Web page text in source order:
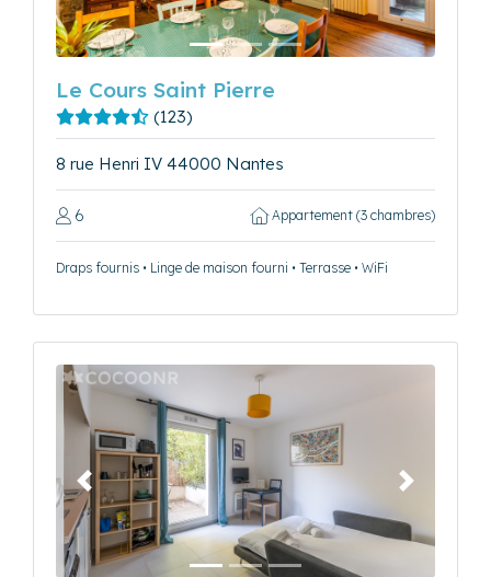
Le Cours Saint Pierre
(123)
8 rue Henri IV 44000 Nantes
6 Appartement (3 chambres)
Draps fournis • Linge de maison fourni • Terrasse • WiFi
Précédent Suivant